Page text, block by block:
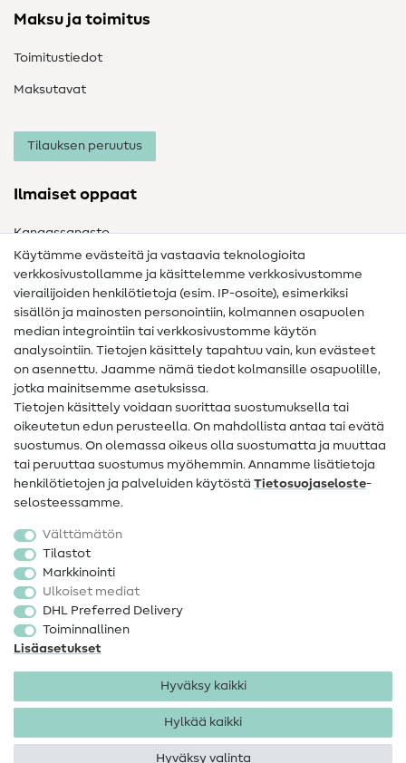
Maksu ja toimitus
Toimitustiedot
Maksutavat
Tilauksen peruutus
Ilmaiset oppaat
Kangassanasto
Ompelusanasto
Ompeluohjeet
Apua ja yhteystiedot
Yhteystiedot
Tietoa omistajanvaihdoksesta
Peruutusoikeus
Suosittu
Kankaat
Ompelutarvikkeet
Ale
Käytämme evästeitä ja vastaavia teknologioita
verkkosivustollamme ja käsittelemme verkkosivustomme
vierailijoiden henkilötietoja (esim. IP-osoite), esimerkiksi
sisällön ja mainosten personointiin, kolmannen osapuolen
median integrointiin tai verkkosivustomme käytön
analysointiin. Tietojen käsittely tapahtuu vain, kun evästeet
on asennettu. Jaamme nämä tiedot kolmansille osapuolille,
jotka mainitsemme asetuksissa.
Tietojen käsittely voidaan suorittaa suostumuksella tai
oikeutetun edun perusteella. On mahdollista antaa tai evätä
suostumus. On olemassa oikeus olla suostumatta ja muuttaa
tai peruuttaa suostumus myöhemmin. Annamme lisätietoja
henkilötietojen ja palveluiden käytöstä Tietosuojaseloste-
selosteessamme.
Välttämätön
Tilastot
Markkinointi
Ulkoiset mediat
DHL Preferred Delivery
Toiminnallinen
Lisäasetukset
Hyväksy kaikki
Hylkää kaikki
Hyväksy valinta
Tietosuoja
Käyttöehdot
Peruutusoikeus